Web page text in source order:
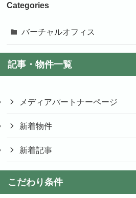
Categories
バーチャルオフィス
記事・物件一覧
メディアパートナーページ
新着物件
新着記事
こだわり条件